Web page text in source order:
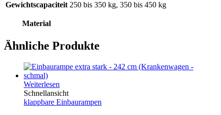
Gewichtscapaciteit 250 bis 350 kg, 350 bis 450 kg
Material
Ähnliche Produkte
Weiterlesen
Schnellansicht
klappbare Einbaurampen